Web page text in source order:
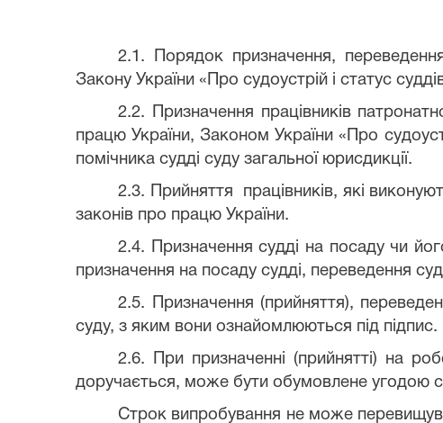
2.1. Порядок призначення,
Закону України «Про судоустрій і статус
2.2. Призначення працівників
працю України, Законом України «Про
помічника судді суду загальної юрисдикції.
2.3. Прийняття працівників, які
законів про працю України.
2.4. Призначення судді на посаду чи
призначення на посаду судді, переведення
2.5. Призначення (прийняття),
суду, з яким вони ознайомлюються під підпис.
2.6. При призначенні (прийнятті) на
доручається, може бути обумовлене угодою
Строк випробування не може